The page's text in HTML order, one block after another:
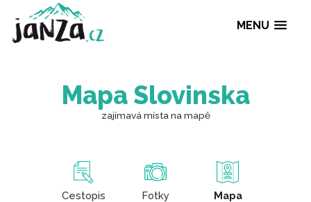
MENU
Mapa Slovinska
Cestopis Fotky Mapa